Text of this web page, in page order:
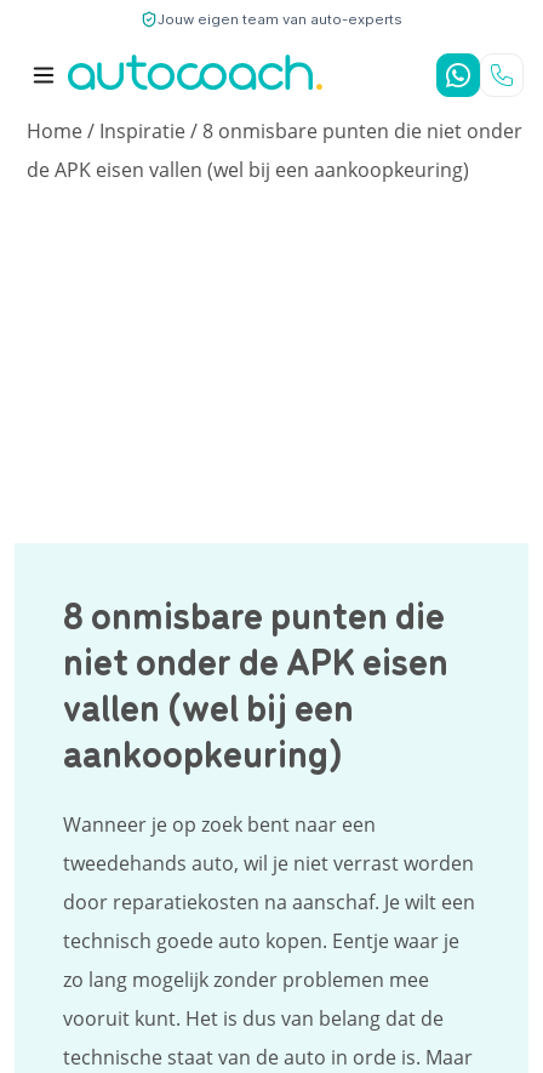
9,7/10 4,8/5
Jouw eigen team van auto-experts
Home/ Inspiratie/8 onmisbare punten die niet onder
de APK eisen vallen (wel bij een aankoopkeuring)
8 onmisbare punten die
niet onder de APK eisen
vallen (wel bij een
aankoopkeuring)
Wanneer je op zoek bent naar een
tweedehands auto, wil je niet verrast worden
door reparatiekosten na aanschaf. Je wilt een
technisch goede auto kopen. Eentje waar je
zo lang mogelijk zonder problemen mee
vooruit kunt. Het is dus van belang dat de
technische staat van de auto in orde is. Maar